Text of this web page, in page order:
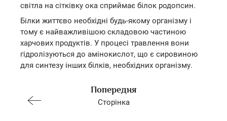
світла на сітківку ока сприймає білок родопсин.
Білки життєво необхідні будь-якому організму і
тому є найважливішою складовою частиною
харчових продуктів. У процесі травлення вони
гідролізуються до амінокислот, що є сировиною
для синтезу інших білків, необхідних організму.
Попередня
Сторінка